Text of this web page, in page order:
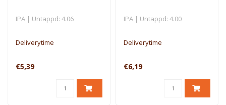
IPA | Untappd: 4.06
Deliverytime
€5,39
IPA | Untappd: 4.00
Deliverytime
€6,19